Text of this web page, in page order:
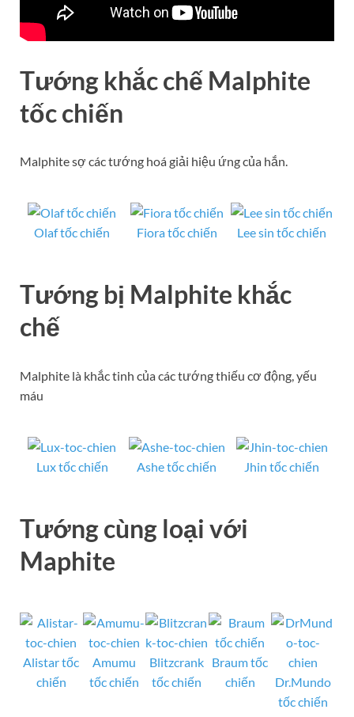
Tướng khắc chế Malphite
tốc chiến
Malphite sợ các tướng hoá giải hiệu ứng của hắn.
Olaf tốc chiến Fiora tốc chiến Lee sin tốc chiến
Tướng bị Malphite khắc
chế
Malphite là khắc tinh của các tướng thiếu cơ động, yếu
máu
Lux tốc chiến Ashe tốc chiến Jhin tốc chiến
Tướng cùng loại với
Maphite
Alistar tốc
chiến
Amumu
tốc chiến
Blitzcrank
tốc chiến
Braum tốc
chiến
Dr.Mundo
tốc chiến